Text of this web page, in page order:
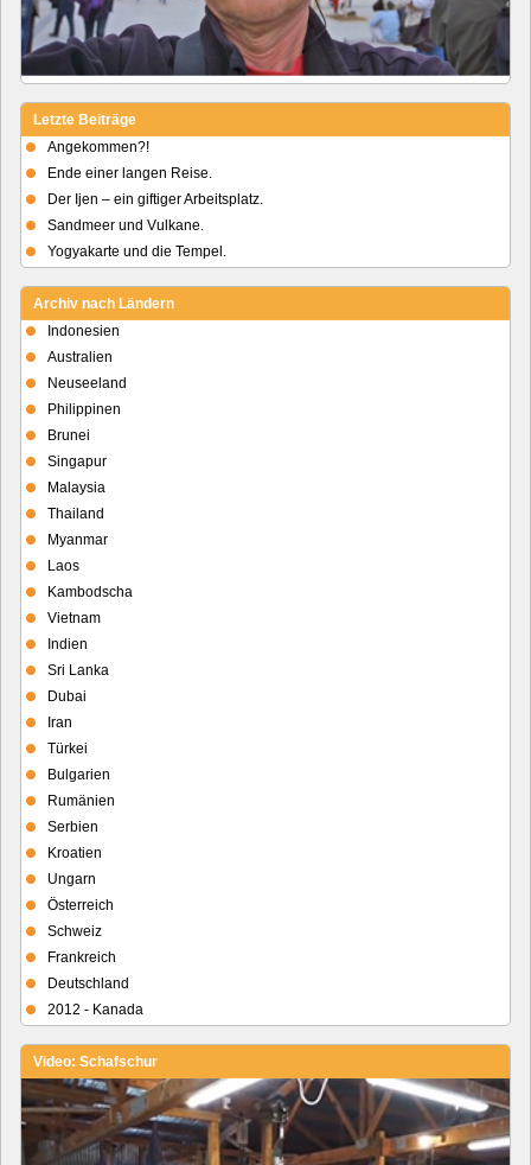
Letzte Beiträge
Angekommen?!
Ende einer langen Reise.
Der Ijen – ein giftiger Arbeitsplatz.
Sandmeer und Vulkane.
Yogyakarte und die Tempel.
Archiv nach Ländern
Indonesien
Australien
Neuseeland
Philippinen
Brunei
Singapur
Malaysia
Thailand
Myanmar
Laos
Kambodscha
Vietnam
Indien
Sri Lanka
Dubai
Iran
Türkei
Bulgarien
Rumänien
Serbien
Kroatien
Ungarn
Österreich
Schweiz
Frankreich
Deutschland
2012 - Kanada
Video: Schafschur